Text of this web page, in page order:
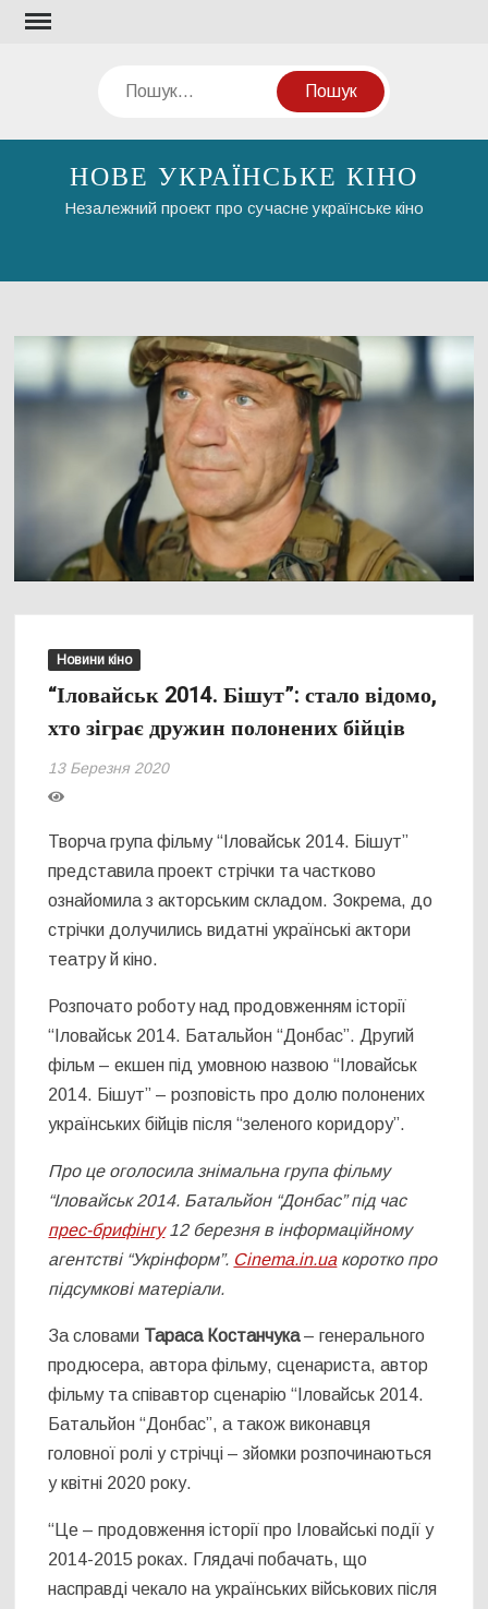
Перейти
Пошук
НОВЕ УКРАЇНСЬКЕ КІНО
Незалежний проект про сучасне українське кіно
Новини кіно
“Іловайськ 2014. Бішут”: стало відомо,
хто зіграє дружин полонених бійців
13 Березня 2020
Творча група фільму “Іловайськ 2014. Бішут”
представила проект стрічки та частково
ознайомила з акторським складом. Зокрема, до
стрічки долучились видатні українські актори
театру й кіно.
Розпочато роботу над продовженням історії
“Іловайськ 2014. Батальйон “Донбас”. Другий
фільм – екшен під умовною назвою “Іловайськ
2014. Бішут” – розповість про долю полонених
українських бійців після “зеленого коридору”.
Про це оголосила знімальна група фільму
“Іловайськ 2014. Батальйон “Донбас” під час
прес-брифінгу12 березня в інформаційному
агентстві “Укрінформ”. Сinema.in.uaкоротко про
підсумкові матеріали.
За словами Тараса Костанчука– генерального
продюсера, автора фільму, сценариста, автор
фільму та співавтор сценарію “Іловайськ 2014.
Батальйон “Донбас”, а також виконавця
головної ролі у стрічці – зйомки розпочинаються
у квітні 2020 року.
“Це – продовження історії про Іловайські події у
2014-2015 роках. Глядачі побачать, що
насправді чекало на українських військових після